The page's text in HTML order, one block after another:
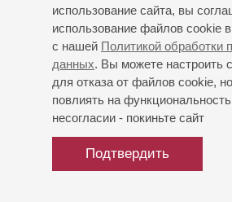
использование сайта, вы
использование файлов cookie
с нашей Политикой обработки
данных. Вы можете настроить
для отказа от файлов cookie,
повлиять на
несогласии - покиньте сайт
Подтвердить
Детский хор
Дирижёр -Алексей Ньяга;Анна
скрипка;Солисты-вокалисты
Прокофьев : Концерт № 1 для
Орф: «Кармина Бурана»,
тексты из сборников
солистов, хора и оркестра